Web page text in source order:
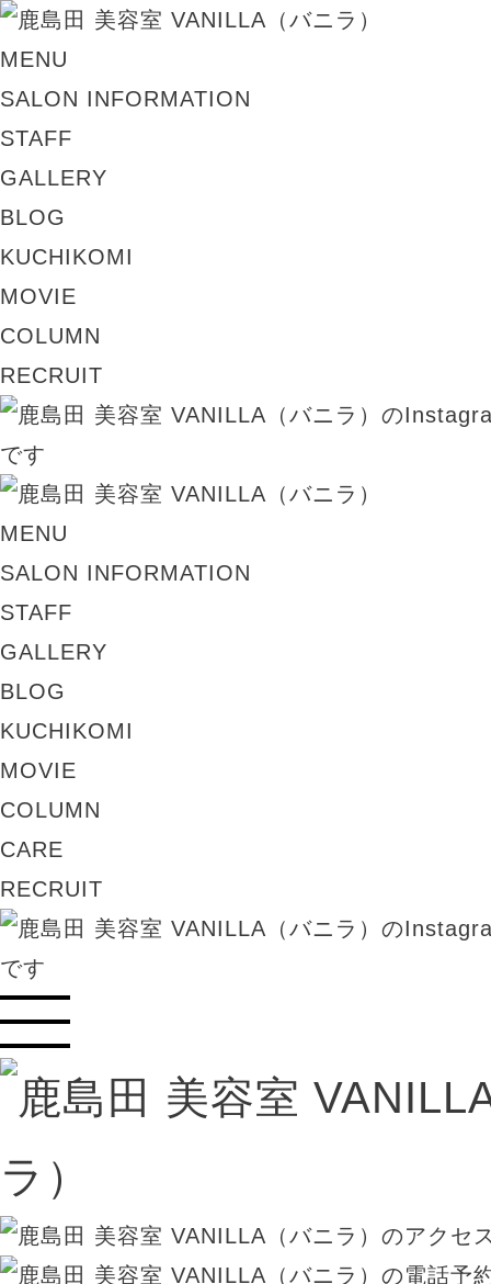
MENU
SALON INFORMATION
STAFF
GALLERY
BLOG
KUCHIKOMI
MOVIE
COLUMN
RECRUIT
MENU
SALON INFORMATION
STAFF
GALLERY
BLOG
KUCHIKOMI
MOVIE
COLUMN
CARE
RECRUIT